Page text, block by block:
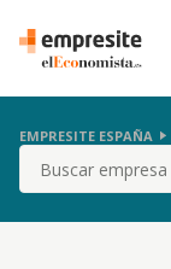
EMPRESITE ESPAÑA
Buscar